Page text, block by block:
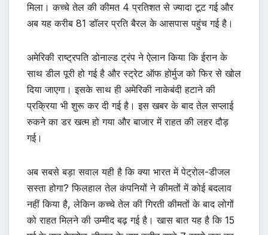
मिला। कच्चे तेल की कीमत 4 प्रतिशत से ज्यादा टूट गई और
अब यह करीब 81 डॉलर प्रति बैरल के आसपास पहुंच गई है।
अमेरिकी राष्ट्रपति डोनाल्ड ट्रंप ने ऐलान किया कि ईरान के
साथ डील पूरी हो गई है और स्ट्रेट ऑफ होर्मुज को फिर से खोल
दिया जाएगा। इसके साथ ही अमेरिकी नाकेबंदी हटाने की
प्रक्रिया भी शुरू कर दी गई है। इस खबर के बाद तेल सप्लाई
रुकने का डर खत्म हो गया और बाजार में राहत की लहर दौड़
गई।
अब सबसे बड़ा सवाल यही है कि क्या भारत में पेट्रोल-डीजल
सस्ता होगा? फिलहाल तेल कंपनियों ने कीमतों में कोई बदलाव
नहीं किया है, लेकिन कच्चे तेल की गिरती कीमतों के बाद लोगों
को राहत मिलने की उम्मीद बढ़ गई है। खास बात यह है कि 15